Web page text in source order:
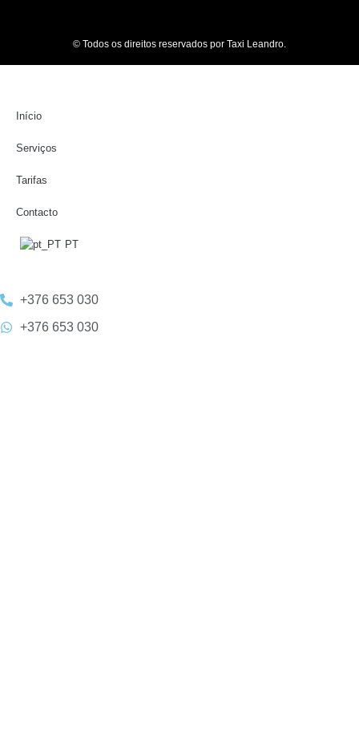
© Todos os direitos reservados por Taxi Leandro.
Início
Serviços
Tarifas
Contacto
PT
+376 653 030
+376 653 030